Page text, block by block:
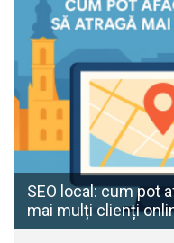
SEO local: cum pot
mai mulți clienți